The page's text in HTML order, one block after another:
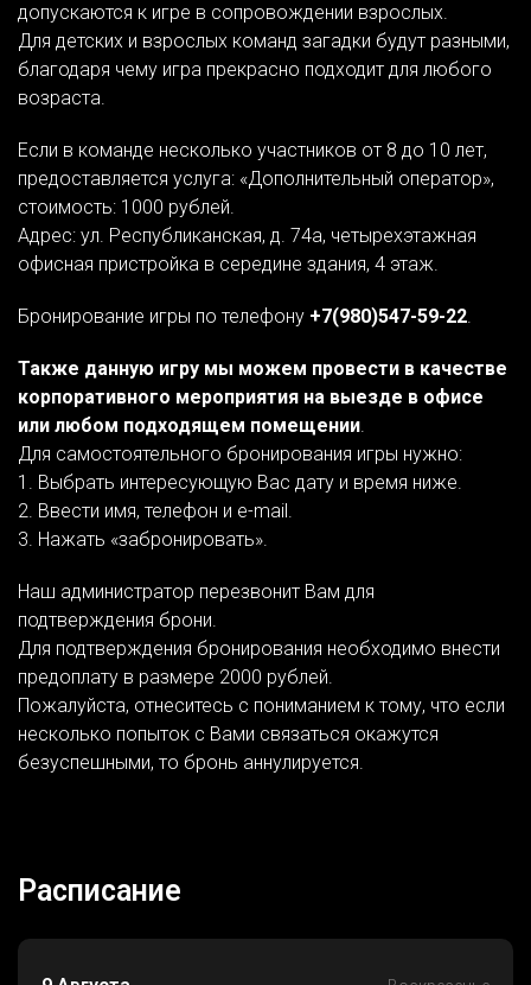
допускаются к игре в сопровождении взрослых.
Для детских и взрослых команд загадки будут разными,
благодаря чему игра прекрасно подходит для любого
возраста.
Если в команде несколько участников от 8 до 10 лет,
предоставляется услуга: «Дополнительный оператор»,
стоимость: 1000 рублей.
Адрес: ул. Республиканская, д. 74а, четырехэтажная
офисная пристройка в середине здания, 4 этаж.
Бронирование игры по телефону +7(980)547-59-22.
Также данную игру мы можем провести в качестве
корпоративного мероприятия на выезде в офисе
или любом подходящем помещении.
Для самостоятельного бронирования игры нужно:
1. Выбрать интересующую Вас дату и время ниже.
2. Ввести имя, телефон и e-mail.
3. Нажать «забронировать».
Наш администратор перезвонит Вам для
подтверждения брони.
Для подтверждения бронирования необходимо внести
предоплату в размере 2000 рублей.
Пожалуйста, отнеситесь с пониманием к тому, что если
несколько попыток с Вами связаться окажутся
безуспешными, то бронь аннулируется.
Расписание